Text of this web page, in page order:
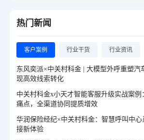
热门新闻
客户案例 行业干货 行业资讯
东风奕派×中关村科金 | 大模型外呼重塑汽
现高效线索转化
中关村科金x小天才智能客服升级实战案
痛点，全渠道协同提质增效
华润保险经纪×中关村科金：智慧呼叫中
接新体验